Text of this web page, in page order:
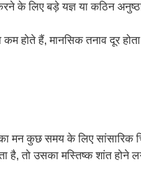
के लिए बड़े यज्ञ या कठिन
होते हैं, मानसिक तनाव दूर
मन कुछ समय के लिए सांसारिक
है, तो उसका मस्तिष्क शांत होने